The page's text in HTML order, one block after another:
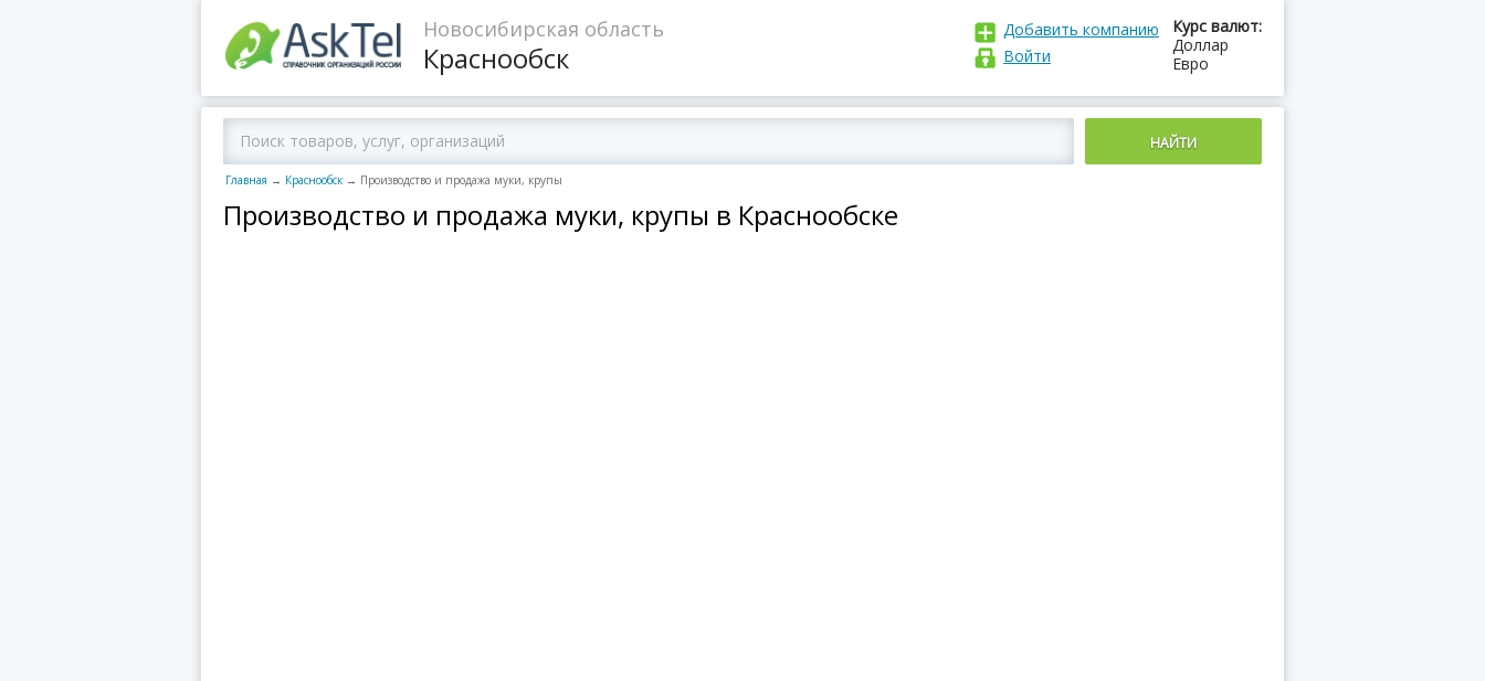
Новосибирская область
Краснообск
Курс валют:
Доллар
Евро
Добавить компанию
Войти
Главная → Краснообск → Производство и продажа муки, крупы
Производство и продажа муки, крупы в Краснообске